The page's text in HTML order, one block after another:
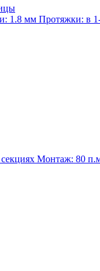
1.8 мм Протяжки: в
Монтаж: 80